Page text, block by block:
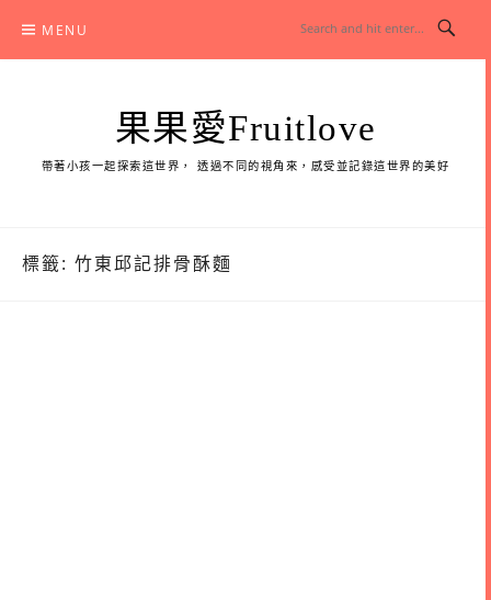
content
MENU
果果愛Fruitlove
帶著小孩一起探索這世界， 透過不同的視角來，感受並記錄這世界的美好
標籤: 竹東邱記排骨酥麵